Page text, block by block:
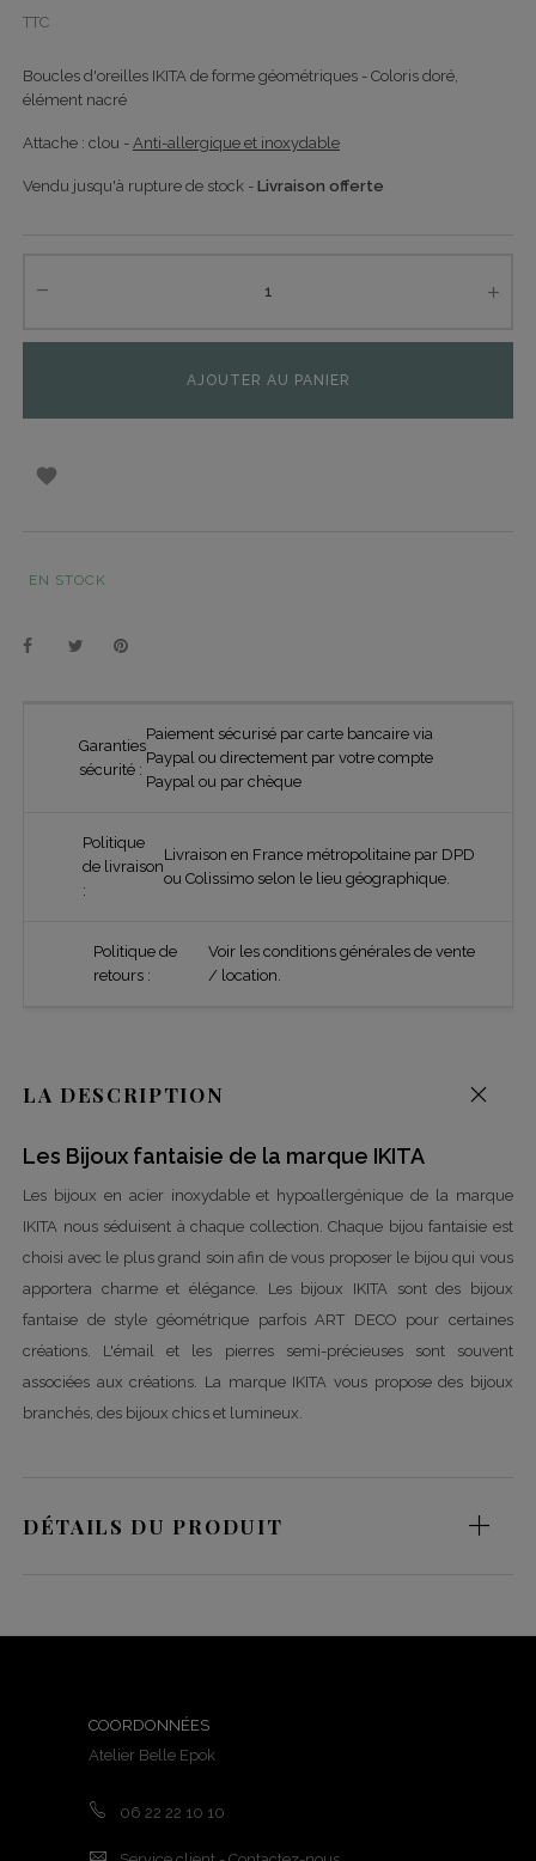
TTC
Boucles d'oreilles IKITA de forme géométriques - Coloris doré,
élément nacré
Attache : clou - Anti-allergique et inoxydable
Vendu jusqu'à rupture de stock - Livraison offerte
AJOUTER AU PANIER

EN STOCK
Garanties
sécurité :
Paiement sécurisé par carte bancaire via
Paypal ou directement par votre compte
Paypal ou par chèque
Politique
de livraison
:
Livraison en France métropolitaine par DPD
ou Colissimo selon le lieu géographique.
Politique de
retours :
Voir les conditions générales de vente
/ location.
LA DESCRIPTION
Les Bijoux fantaisie de la marque IKITA
Les bijoux en acier inoxydable et hypoallergénique de la marque
IKITA nous séduisent à chaque collection. Chaque bijou fantaisie est
choisi avec le plus grand soin afin de vous proposer le bijou qui vous
apportera charme et élégance. Les bijoux IKITA sont des bijoux
fantaise de style géométrique parfois ART DECO pour certaines
créations. L'émail et les pierres semi-précieuses sont souvent
associées aux créations. La marque IKITA vous propose des bijoux
branchés, des bijoux chics et lumineux.
DÉTAILS DU PRODUIT
COORDONNÉES
Atelier Belle Epok
06 22 22 10 10